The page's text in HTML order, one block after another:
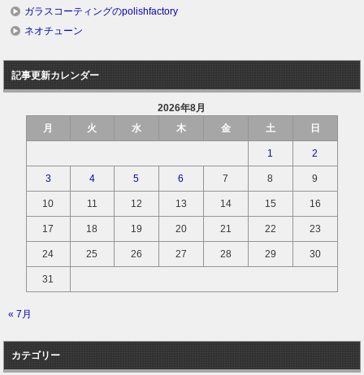
ガラスコーティングのpolishfactory
ネオチューン
記事更新カレンダー
2026年8月
月
火 水 木 金 土 日
1 2
3 4 5 6 7 8 9
10 11 12 13 14 15 16
17 18 19 20 21 22 23
24 25 26 27 28 29 30
31
« 7月
カテゴリー